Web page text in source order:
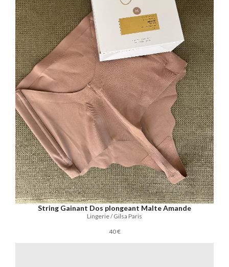
String Gainant Dos plongeant Malte Amande
Lingerie / Gilsa Paris
40 €